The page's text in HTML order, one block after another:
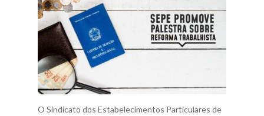
O Sindicato dos Estabelecimentos Particulares de